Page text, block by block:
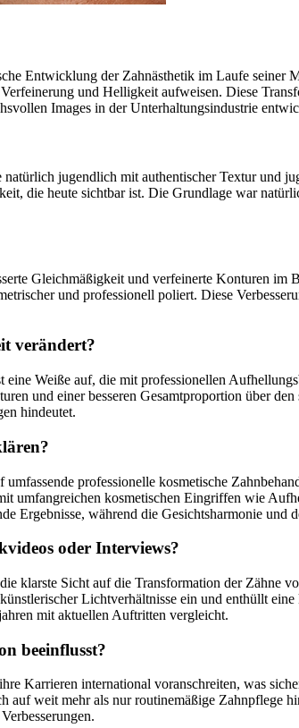
Entwicklung der Zahnästhetik im Laufe seiner
und Helligkeit aufweisen. Diese
Images in der Unterhaltungsindustrie
jugendlich mit authentischer Textur und
die heute sichtbar ist. Die Grundlage war
Gleichmäßigkeit und verfeinerte Konturen
und professionell poliert. Diese
verändert?
Weiße auf, die mit professionellen
und einer besseren Gesamtproportion über
hindeutet.
professionelle kosmetische
umfangreichen kosmetischen Eingriffen wie
Ergebnisse, während die Gesichtsharmonie und
oder Interviews?
klarste Sicht auf die Transformation der
Lichtverhältnisse ein und enthüllt
mit aktuellen Auftritten vergleicht.
beeinflusst?
Karrieren international voranschreiten, was
auf weit mehr als nur routinemäßige